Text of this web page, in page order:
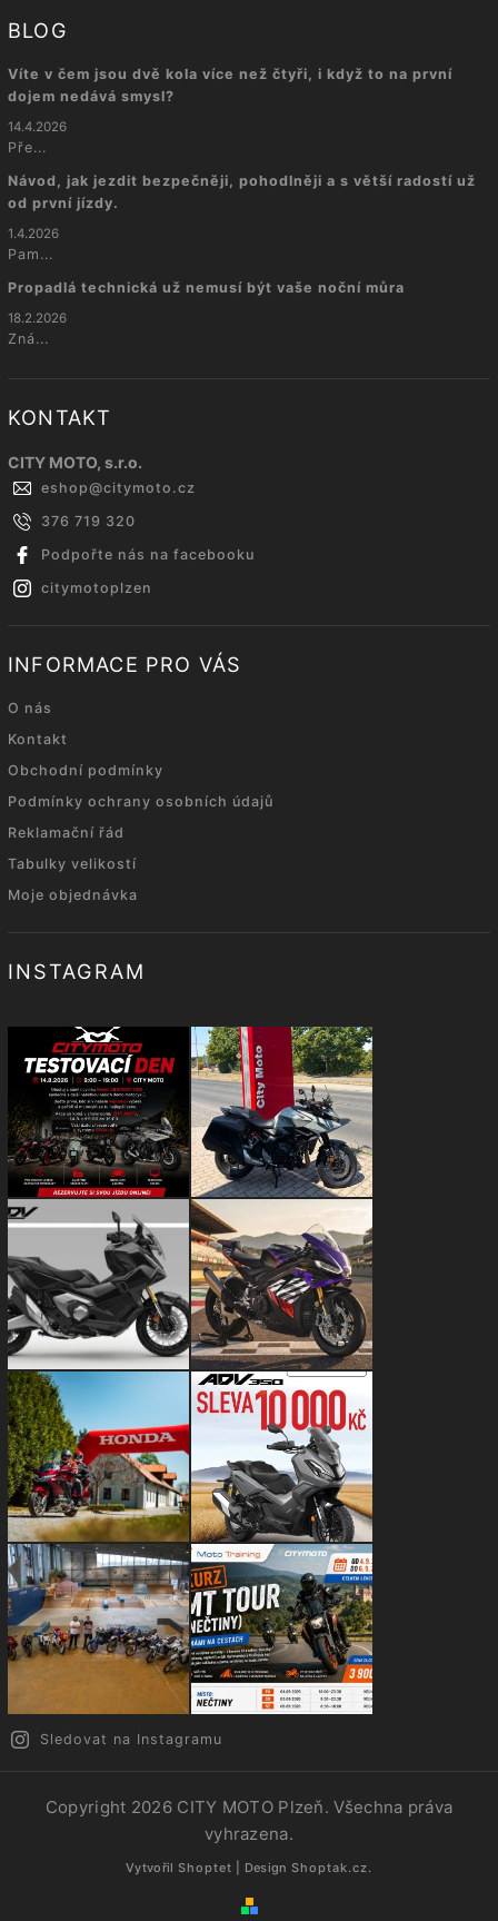
BLOG
Víte v čem jsou dvě kola více než čtyři, i když to na první
dojem nedává smysl?
14.4.2026
Pře...
Návod, jak jezdit bezpečněji, pohodlněji a s větší radostí už
od první jízdy.
1.4.2026
Pam...
Propadlá technická už nemusí být vaše noční můra
18.2.2026
Zná...
KONTAKT
CITY MOTO, s.r.o.
eshop@citymoto.cz
376 719 320
Podpořte nás na facebooku
citymotoplzen
INFORMACE PRO VÁS
O nás
Kontakt
Obchodní podmínky
Podmínky ochrany osobních údajů
Reklamační řád
Tabulky velikostí
Moje objednávka
INSTAGRAM
Sledovat na Instagramu
Copyright 2026 CITY MOTO Plzeň. Všechna práva
vyhrazena.
Vytvořil Shoptet | Design Shoptak.cz.